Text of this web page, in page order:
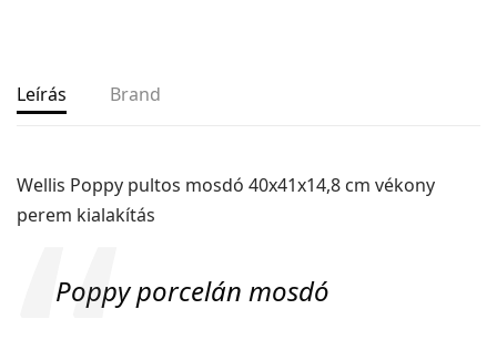
Leírás Brand
Wellis Poppy pultos mosdó 40x41x14,8 cm vékony
perem kialakítás
Poppy porcelán mosdó